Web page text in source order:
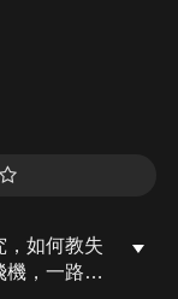
，如何教失
機，一路從